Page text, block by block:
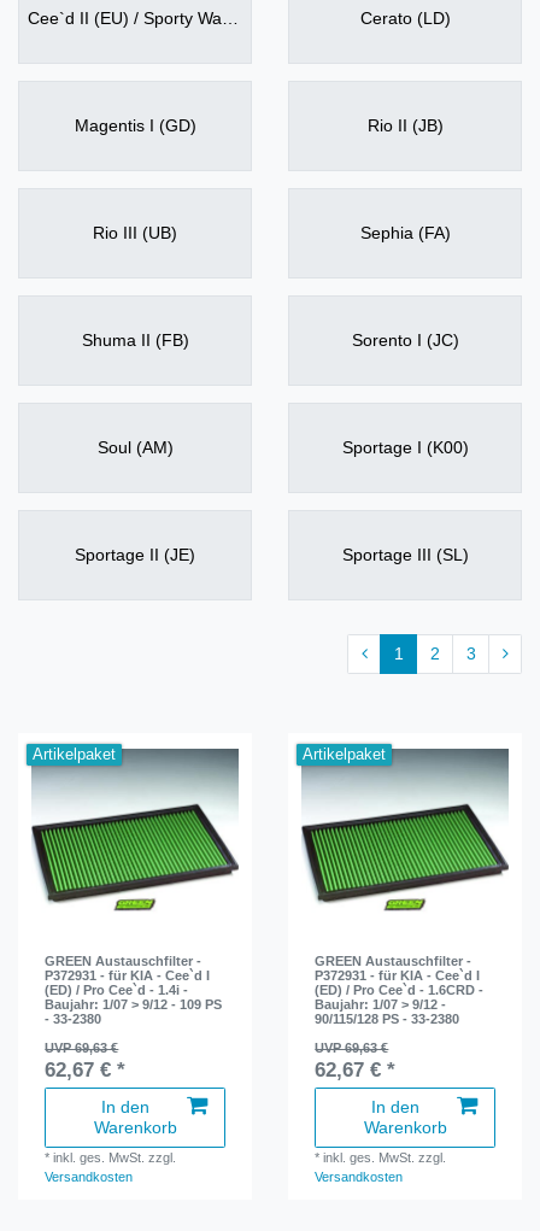
Cee`d II (EU) / Sporty Wagon II Cerato (LD)
Magentis I (GD) Rio II (JB)
Rio III (UB) Sephia (FA)
Shuma II (FB) Sorento I (JC)
Soul (AM) Sportage I (K00)
Sportage II (JE) Sportage III (SL)
1 2 3
Artikelpaket
GREEN Austauschfilter -
P372931 - für KIA - Cee`d I
(ED) / Pro Cee`d - 1.4i -
Baujahr: 1/07 > 9/12 - 109 PS
- 33-2380
UVP 69,63 €
62,67 € *
In den
Warenkorb
*inkl. ges. MwSt. zzgl.
Versandkosten
Artikelpaket
GREEN Austauschfilter -
P372931 - für KIA - Cee`d I
(ED) / Pro Cee`d - 1.6CRD -
Baujahr: 1/07 > 9/12 -
90/115/128 PS - 33-2380
UVP 69,63 €
62,67 € *
In den
Warenkorb
*inkl. ges. MwSt. zzgl.
Versandkosten